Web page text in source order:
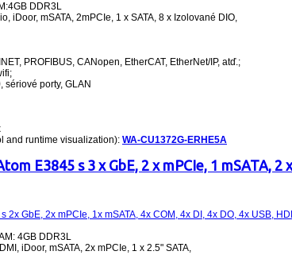
DDR3L
iDoor, mSATA, 2mPCIe, 1 x SATA, 8 x Izolované DIO,
PROFIBUS, CANopen, EtherCAT, EtherNet/IP, atď.;
sériové porty, GLAN
and runtime visualization): WA-CU1372G-ERHE5A
E3845 s 3 x GbE, 2 x mPCIe, 1 mSATA, 2
4GB DDR3L
iDoor, mSATA, 2x mPCIe, 1 x 2.5" SATA,